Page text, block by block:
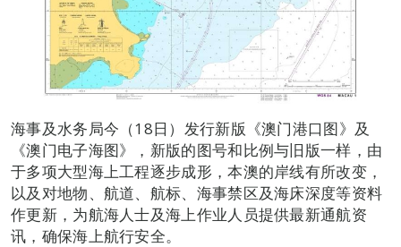
海事及水务局今（18日）发行新版《澳门港口图》及
《澳门电子海图》，新版的图号和比例与旧版一样，由
于多项大型海上工程逐步成形，本澳的岸线有所改变，
以及对地物、航道、航标、海事禁区及海床深度等资料
作更新，为航海人士及海上作业人员提供最新通航资
讯，确保海上航行安全。